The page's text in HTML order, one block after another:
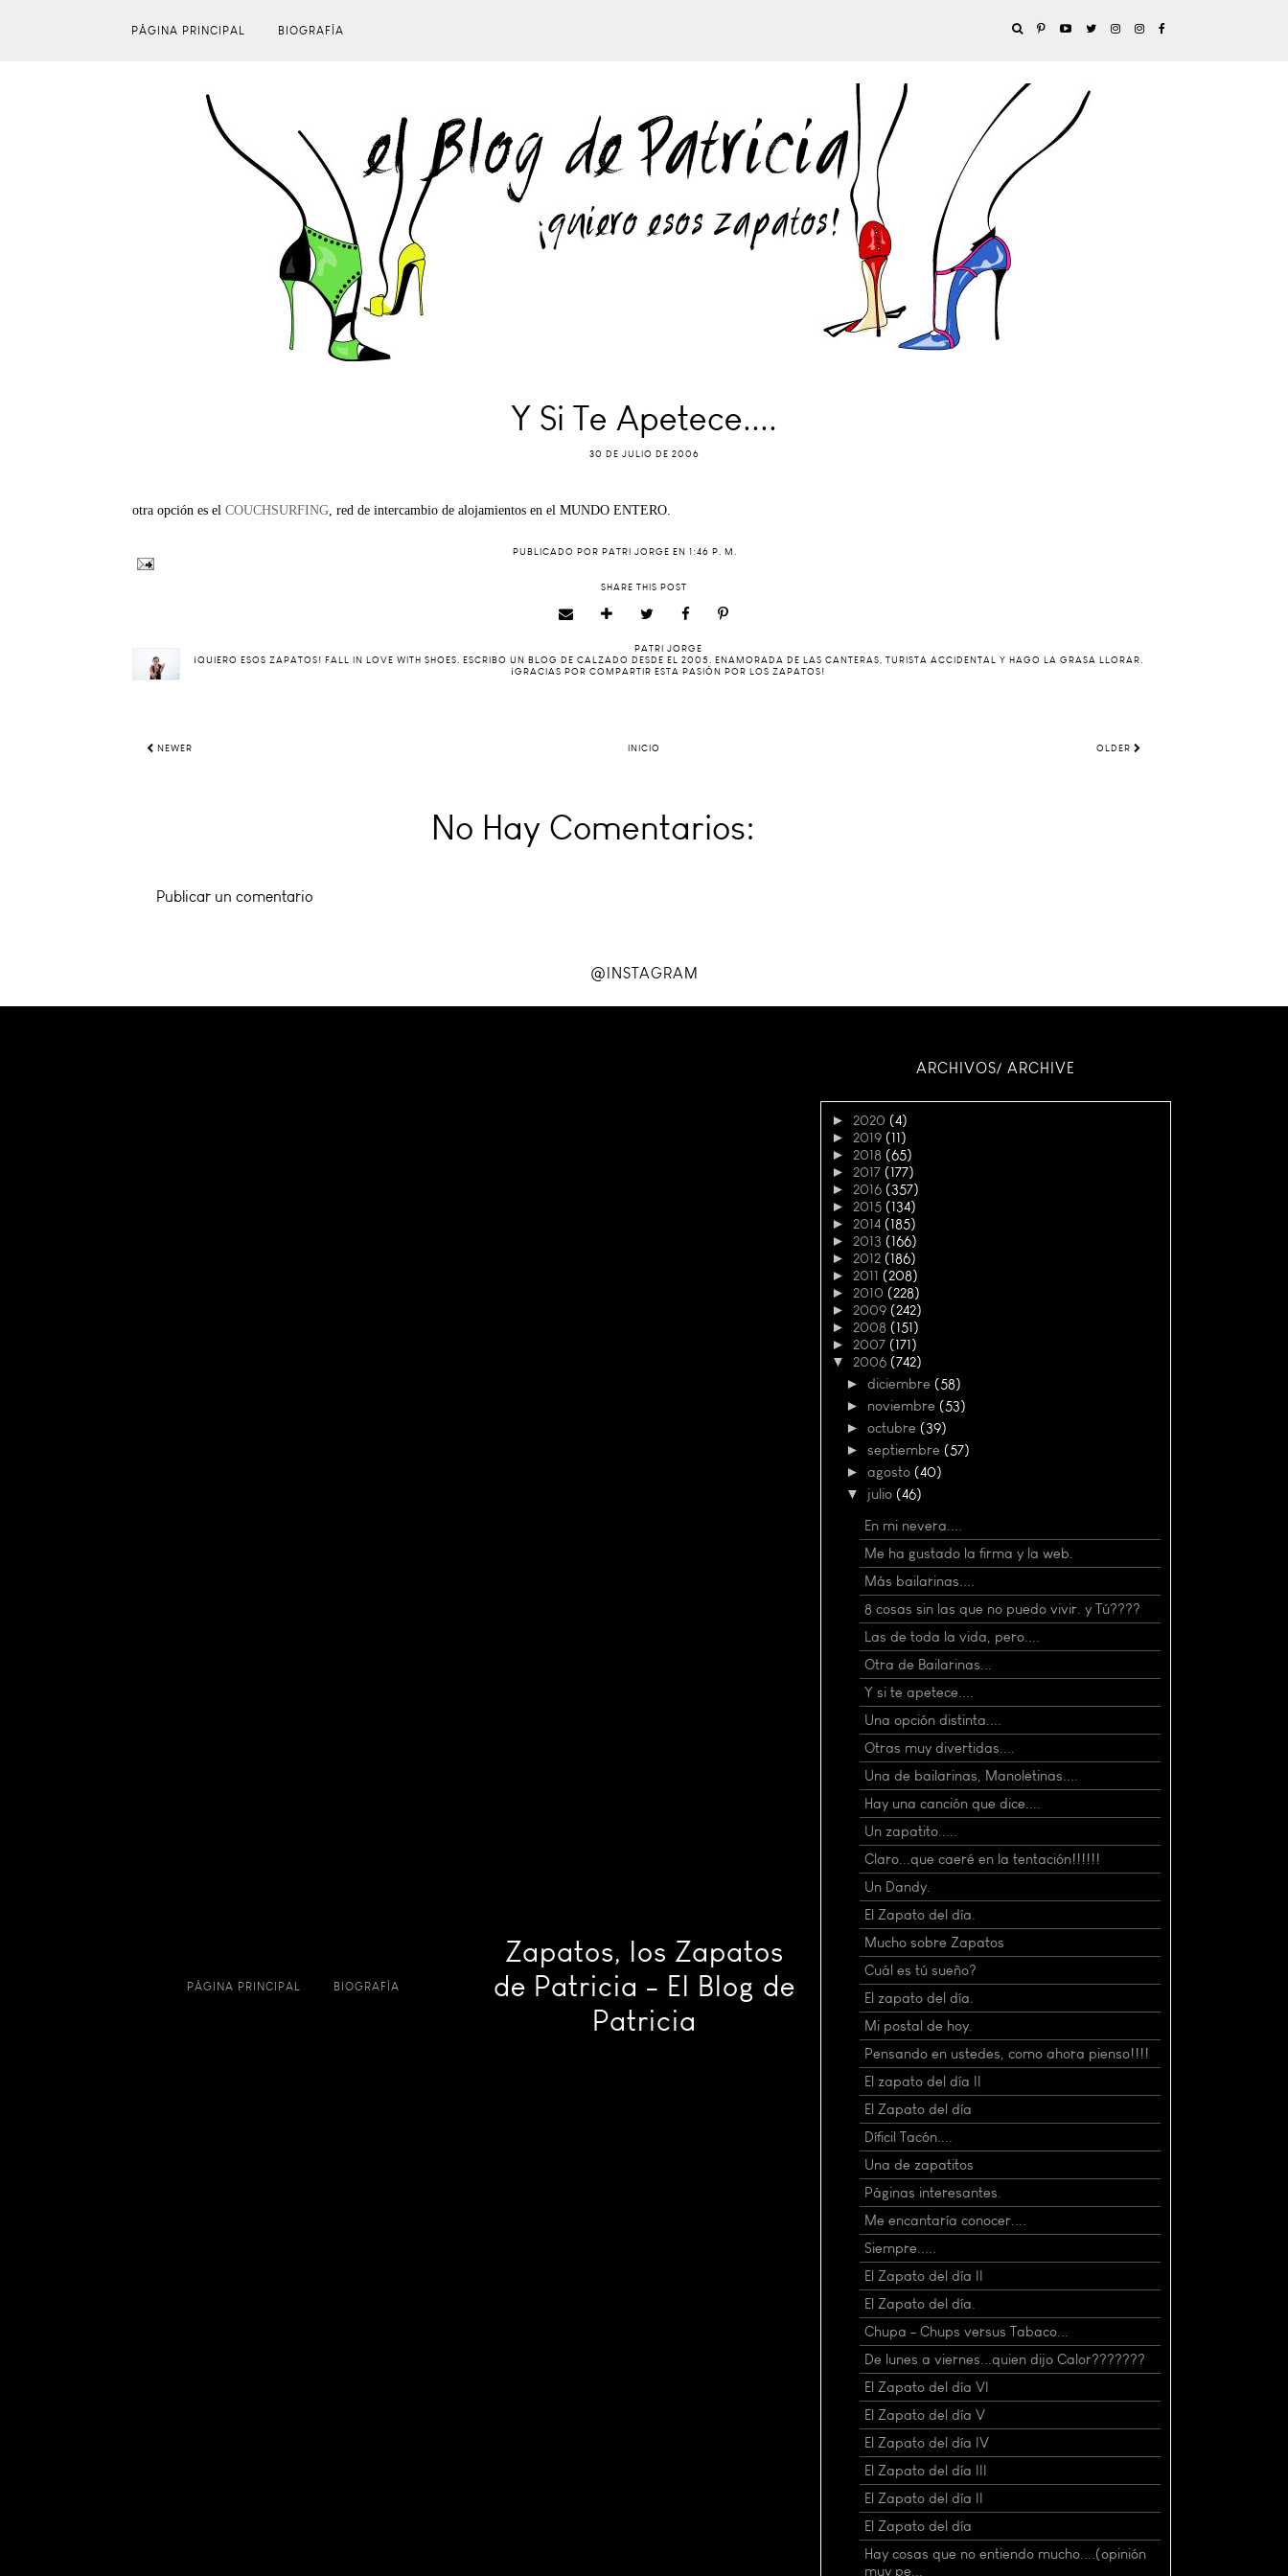
PÁGINA PRINCIPAL BIOGRAFÍA
Y Si Te Apetece....
30 DE JULIO DE 2006
otra opción es el COUCHSURFING, red de intercambio de alojamientos en el MUNDO ENTERO.
PUBLICADO POR PATRI JORGE EN 1:46 P. M.
SHARE THIS POST
PATRI JORGE
¡QUIERO ESOS ZAPATOS! FALL IN LOVE WITH SHOES. ESCRIBO UN BLOG DE CALZADO DESDE EL 2005. ENAMORADA DE LAS CANTERAS, TURISTA ACCIDENTAL Y HAGO LA GRASA LLORAR.
¡GRACIAS POR COMPARTIR ESTA PASIÓN POR LOS ZAPATOS!
NEWER INICIO OLDER
No Hay Comentarios:
Publicar un comentario
@INSTAGRAM
PÁGINA PRINCIPAL BIOGRAFÍA
Zapatos, los Zapatos
de Patricia - El Blog de
Patricia
ARCHIVOS/ ARCHIVE
► 2020 (4)
► 2019 (11)
► 2018 (65)
► 2017 (177)
► 2016 (357)
► 2015 (134)
► 2014 (185)
► 2013 (166)
► 2012 (186)
► 2011 (208)
► 2010 (228)
► 2009 (242)
► 2008 (151)
► 2007 (171)
▼ 2006 (742)
► diciembre (58)
► noviembre (53)
► octubre (39)
► septiembre (57)
► agosto (40)
▼ julio (46)
En mi nevera....
Me ha gustado la firma y la web.
Más bailarinas....
8 cosas sin las que no puedo vivir. y Tú????
Las de toda la vida, pero....
Otra de Bailarinas...
Y si te apetece....
Una opción distinta....
Otras muy divertidas....
Una de bailarinas, Manoletinas....
Hay una canción que dice....
Un zapatito.....
Claro...que caeré en la tentación!!!!!!
Un Dandy.
El Zapato del día.
Mucho sobre Zapatos
Cuál es tú sueño?
El zapato del día.
Mi postal de hoy.
Pensando en ustedes, como ahora pienso!!!!
El zapato del día II
El Zapato del día
Díficil Tacón....
Una de zapatitos
Páginas interesantes.
Me encantaría conocer....
Siempre.....
El Zapato del día II
El Zapato del día.
Chupa - Chups versus Tabaco...
De lunes a viernes...quien dijo Calor???????
El Zapato del día VI
El Zapato del día V
El Zapato del día IV
El Zapato del día III
El Zapato del día II
El Zapato del día
Hay cosas que no entiendo mucho....(opinión
muy pe...